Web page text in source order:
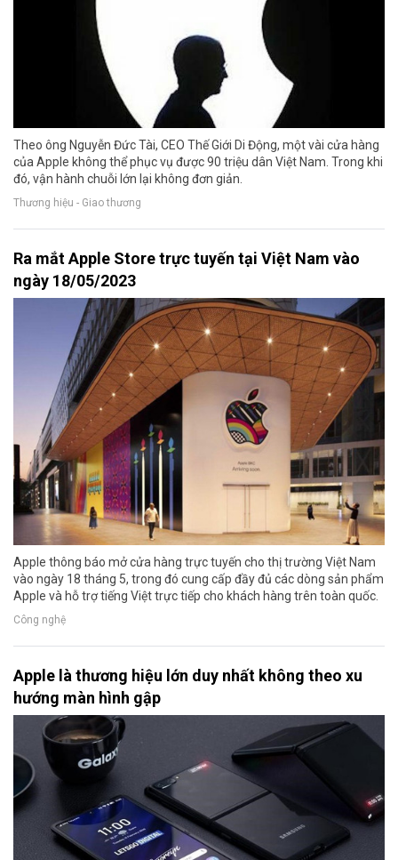
Theo ông Nguyễn Đức Tài, CEO Thế Giới Di Động, một vài cửa hàng
của Apple không thể phục vụ được 90 triệu dân Việt Nam. Trong khi
đó, vận hành chuỗi lớn lại không đơn giản.
Thương hiệu - Giao thương
Ra mắt Apple Store trực tuyến tại Việt Nam vào
ngày 18/05/2023
Apple thông báo mở cửa hàng trực tuyến cho thị trường Việt Nam
vào ngày 18 tháng 5, trong đó cung cấp đầy đủ các dòng sản phẩm
Apple và hỗ trợ tiếng Việt trực tiếp cho khách hàng trên toàn quốc.
Công nghệ
Apple là thương hiệu lớn duy nhất không theo xu
hướng màn hình gập